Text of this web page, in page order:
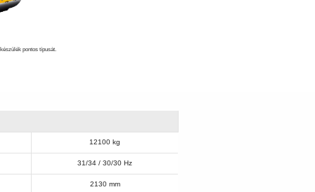
pontos típusát.
12100 kg
31/34 / 30/30 Hz
2130 mm